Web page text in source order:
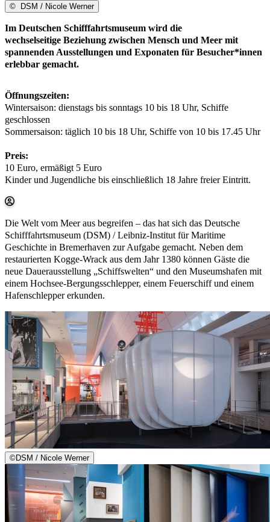
© DSM / Nicole Werner
Im Deutschen Schifffahrtsmuseum wird die
wechselseitige Beziehung zwischen Mensch und Meer mit
spannenden Ausstellungen und Exponaten für Besucher*innen
erlebbar gemacht.
Öffnungszeiten:
Wintersaison: dienstags bis sonntags 10 bis 18 Uhr, Schiffe
geschlossen
Sommersaison: täglich 10 bis 18 Uhr, Schiffe von 10 bis 17.45 Uhr
Preis:
10 Euro, ermäßigt 5 Euro
Kinder und Jugendliche bis einschließlich 18 Jahre freier Eintritt.
Die Welt vom Meer aus begreifen – das hat sich das Deutsche
Schifffahrtsmuseum (DSM) / Leibniz-Institut für Maritime
Geschichte in Bremerhaven zur Aufgabe gemacht. Neben dem
restaurierten Kogge-Wrack aus dem Jahr 1380 können Gäste die
neue Dauerausstellung „Schiffswelten“ und den Museumshafen mit
einem Hochsee-Bergungsschlepper, einem Feuerschiff und einem
Hafenschlepper erkunden.
©DSM / Nicole Werner